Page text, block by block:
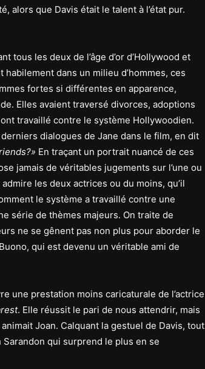
alors que Davis était le talent à l’état pur.
tous les deux de l’âge d’or d’Hollywood et
habilement dans un milieu d’hommes, ces
fortes si différentes en apparence,
Elles avaient traversé divorces, adoptions
travaillé contre le système Hollywoodien.
derniers dialogues de Jane dans le film, en dit
En traçant un portrait nuancé de ces
jamais de véritables jugements sur l’une ou
les deux actrices ou du moins, qu’il
le système a travaillé contre une
série de thèmes majeurs. On traite de
ne se gênent pas non plus pour aborder le
qui est devenu un véritable ami de
une prestation moins caricaturale de l’actrice
. Elle réussit le pari de nous attendrir, mais
Joan. Calquant la gestuel de Davis, tout
Sarandon qui surprend le plus en se